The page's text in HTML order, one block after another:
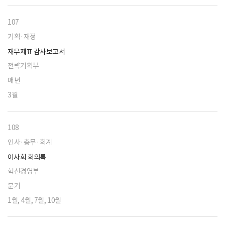
107
기획·재정
재무제표 감사보고서
전략기획부
매년
3월
108
인사·총무·회계
이사회 회의록
혁신경영부
분기
1월, 4월, 7월, 10월